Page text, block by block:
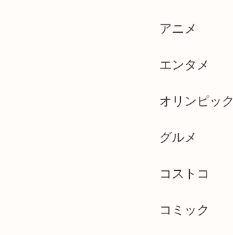
アニメ
エンタメ
オリンピック
グルメ
コストコ
コミック